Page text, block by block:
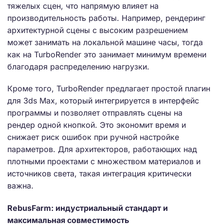
тяжелых сцен, что напрямую влияет на
производительность работы. Например, рендеринг
архитектурной сцены с высоким разрешением
может занимать на локальной машине часы, тогда
как на TurboRender это занимает минимум времени
благодаря распределению нагрузки.
Кроме того, TurboRender предлагает простой плагин
для 3ds Max, который интегрируется в интерфейс
программы и позволяет отправлять сцены на
рендер одной кнопкой. Это экономит время и
снижает риск ошибок при ручной настройке
параметров. Для архитекторов, работающих над
плотными проектами с множеством материалов и
источников света, такая интеграция критически
важна.
RebusFarm: индустриальный стандарт и
максимальная совместимость